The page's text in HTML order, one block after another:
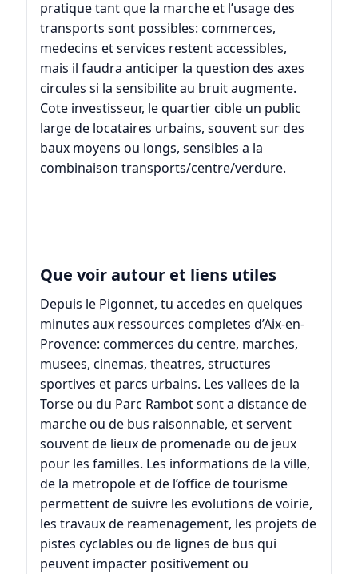
pratique tant que la marche et l’usage des
transports sont possibles: commerces,
medecins et services restent accessibles,
mais il faudra anticiper la question des axes
circules si la sensibilite au bruit augmente.
Cote investisseur, le quartier cible un public
large de locataires urbains, souvent sur des
baux moyens ou longs, sensibles a la
combinaison transports/centre/verdure.
Que voir autour et liens utiles
Depuis le Pigonnet, tu accedes en quelques
minutes aux ressources completes d’Aix-en-
Provence: commerces du centre, marches,
musees, cinemas, theatres, structures
sportives et parcs urbains. Les vallees de la
Torseou du Parc Rambotsont a distance de
marche ou de bus raisonnable, et servent
souvent de lieux de promenade ou de jeux
pour les familles. Les informations de la ville,
de la metropole et de l’office de tourisme
permettent de suivre les evolutions de voirie,
les travaux de reamenagement, les projets de
pistes cyclables ou de lignes de bus qui
peuvent impacter positivement ou